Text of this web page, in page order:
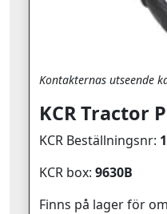
Kontakternas utseende
KCR Tractor
KCR Beställningsnr:
KCR box: 9630B
Finns på lager för